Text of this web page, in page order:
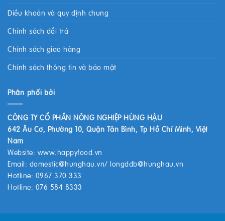
Điều khoản và quy định chung
Chính sách đổi trả
Chính sách giao hàng
Chính sách thông tin và bảo mật
Phân phối bởi
CÔNG TY CỔ PHẦN NÔNG NGHIỆP HÙNG HẬU
642 Âu Cơ, Phường 10, Quận Tân Bình, Tp Hồ Chí Minh, Việt
Nam
Website: www.happyfood.vn
Email: domestic@hunghau.vn/ longddb@hunghau.vn
Hotline: 0967 370 333
Hotline: 076 584 8333